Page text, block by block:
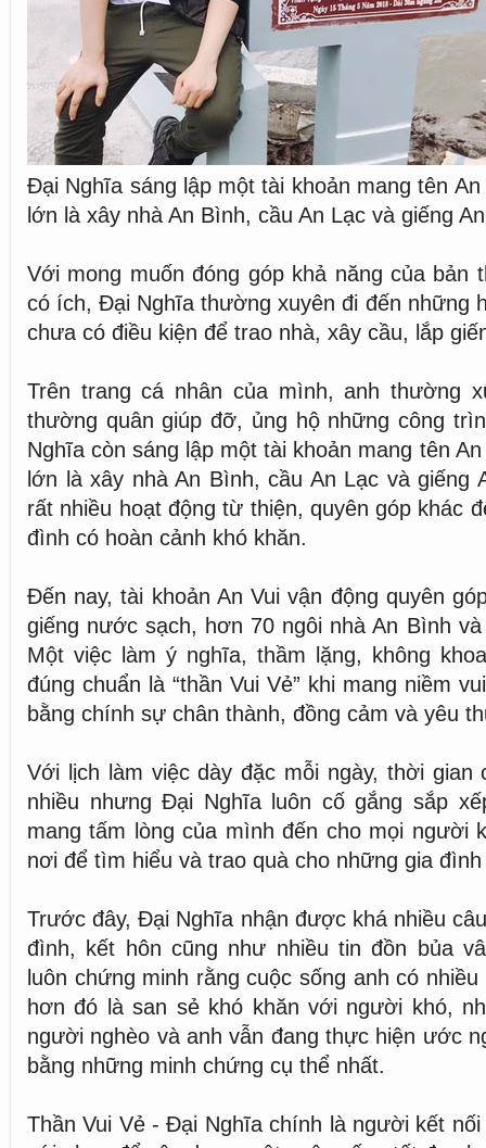
Đại Nghĩa sáng lập một tài khoản mang tên
lớn là xây nhà An Bình, cầu An Lạc và giếng
Với mong muốn đóng góp khả năng của bản
có ích, Đại Nghĩa thường xuyên đi đến những
chưa có điều kiện để trao nhà, xây cầu, lắp
Trên trang cá nhân của mình, anh thường
thường quân giúp đỡ, ủng hộ những công
Nghĩa còn sáng lập một tài khoản mang tên
lớn là xây nhà An Bình, cầu An Lạc và giếng
rất nhiều hoạt động từ thiện, quyên góp khác
đình có hoàn cảnh khó khăn.
Đến nay, tài khoản An Vui vận động quyên
giếng nước sạch, hơn 70 ngôi nhà An Bình
Một việc làm ý nghĩa, thầm lặng, không
đúng chuẩn là “thần Vui Vẻ” khi mang niềm
bằng chính sự chân thành, đồng cảm và yêu
Với lịch làm việc dày đặc mỗi ngày, thời gian
nhiều nhưng Đại Nghĩa luôn cố gắng sắp
mang tấm lòng của mình đến cho mọi người
nơi để tìm hiểu và trao quà cho những gia
Trước đây, Đại Nghĩa nhận được khá nhiều
đình, kết hôn cũng như nhiều tin đồn bủa
luôn chứng minh rằng cuộc sống anh có
hơn đó là san sẻ khó khăn với người khó,
người nghèo và anh vẫn đang thực hiện ước
bằng những minh chứng cụ thể nhất.
Thần Vui Vẻ - Đại Nghĩa chính là người kết